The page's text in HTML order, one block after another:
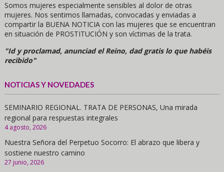
Somos mujeres especialmente sensibles al dolor de otras
mujeres. Nos sentimos llamadas, convocadas y enviadas a
compartir la BUENA NOTICIA con las mujeres que se encuentran
en situación de PROSTITUCIÓN y son víctimas de la trata.
"Id y proclamad, anunciad el Reino, dad gratis lo que habéis
recibido"
NOTICIAS Y NOVEDADES
SEMINARIO REGIONAL. TRATA DE PERSONAS, Una mirada
regional para respuestas integrales
4 agosto, 2026
Nuestra Señora del Perpetuo Socorro: El abrazo que libera y
sostiene nuestro camino
27 junio, 2026